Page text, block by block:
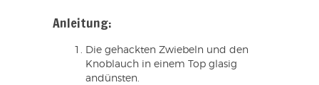
Anleitung:
Die gehackten Zwiebeln und den
Knoblauch in einem Top glasig
andünsten.